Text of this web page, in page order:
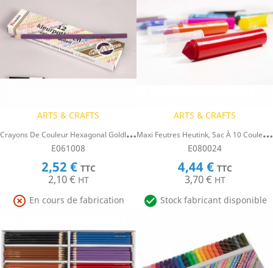
ARTS & CRAFTS
C
Rayons De Couleur Hexagonal Goldline - Heutink - Étui De 12 Crayons - Violet
E061008
2,52 € TTC
2,10 € HT
 En cours de fabrication
ARTS & CRAFTS
M
Axi Feutres Heutink, Sac À 10 Couleurs
E080024
4,44 € TTC
3,70 € HT
 Stock fabricant disponible